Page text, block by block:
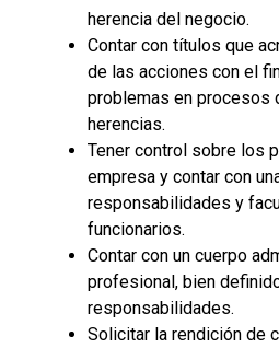
herencia del negocio.
Contar con títulos que
de las acciones con el
problemas en procesos
herencias.
Tener control sobre los
empresa y contar con
responsabilidades y
funcionarios.
Contar con un cuerpo
profesional, bien
responsabilidades.
Solicitar la rendición de